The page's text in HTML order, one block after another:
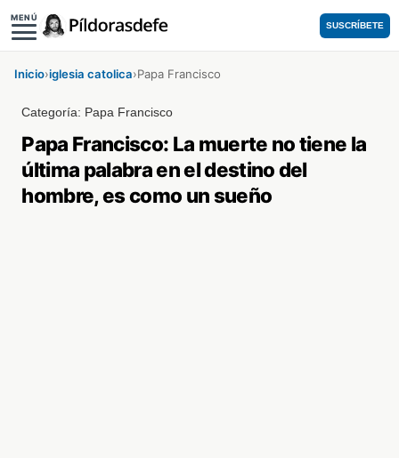
MENÚ
SUSCRÍBETE
Inicio›iglesia catolica›Papa Francisco
Categoría: Papa Francisco
Papa Francisco: La muerte no tiene la
última palabra en el destino del
hombre, es como un sueño